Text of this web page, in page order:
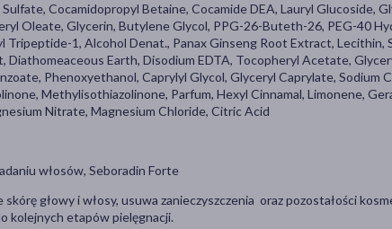
Cocamidopropyl Betaine, Cocamide DEA, Lauryl Glucoside,
Oleate, Glycerin, Butylene Glycol, PPG-26-Buteth-26, PEG-40
Tripeptide-1, Alcohol Denat., Panax Ginseng Root Extract, Lecithin,
Diathomeaceous Earth, Disodium EDTA, Tocopheryl Acetate,
Phenoxyethanol, Caprylyl Glycol, Glyceryl Caprylate, Sodium
Methylisothiazolinone, Parfum, Hexyl Cinnamal, Limonene,
Nitrate, Magnesium Chloride, Citric Acid
włosów, Seboradin Forte
skórę głowy i włosy, usuwa zanieczyszczenia oraz pozostałości
kolejnych etapów pielęgnacji.